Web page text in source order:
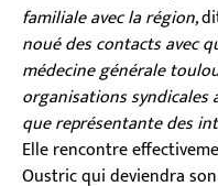
familiale avec la région,
noué des contacts avec
médecine générale
organisations
que représentante des
Elle rencontre
Oustric qui deviendra